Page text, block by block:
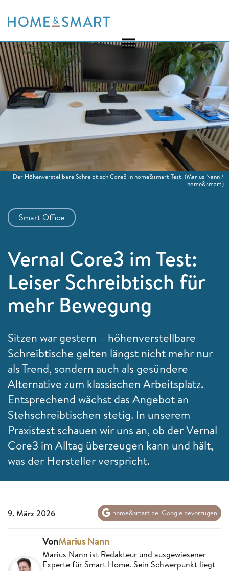
to
Smart Office
Vernal Core3 im Test:
Leiser Schreibtisch für
mehr Bewegung
Sitzen war gestern – höhenverstellbare
Schreibtische gelten längst nicht mehr nur
als Trend, sondern auch als gesündere
Alternative zum klassischen Arbeitsplatz.
Entsprechend wächst das Angebot an
Stehschreibtischen stetig. In unserem
Praxistest schauen wir uns an, ob der Vernal
Core3 im Alltag überzeugen kann und hält,
was der Hersteller verspricht.
Der Höhenverstellbare Schreibtisch Core3 in home&smart Test.(Marius Nann /
home&smart)
9. März 2026 home&smart bei Google bevorzugen
VonMarius Nann
Marius Nann ist Redakteur und ausgewiesener
Experte für Smart Home. Sein Schwerpunkt liegt